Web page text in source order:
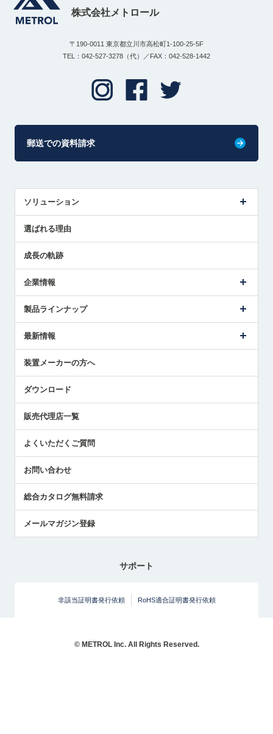
株式会社メトロール
〒190-0011 東京都立川市高松町1-100-25-5F
TEL：042-527-3278（代）／FAX：042-528-1442
郵送での資料請求
ソリューション
解決策提案
選ばれる理由
成長の軌跡
企業情報
ごあいさつ
受賞履歴
採用情報
国/地域/言語
製品ラインナップ
ツールセッタ製品
エアマイクロセンサ製品
最新情報
メトロールの技術
社員ブログ
中小企業のBCP地震対策
センサのテクニカルガイド
社長ブログ
装置メーカーの方へ
ダウンロード
販売代理店一覧
よくいただくご質問
お問い合わせ
総合カタログ無料請求
メールマガジン登録
サポート
非該当証明書発行依頼 RoHS適合証明書発行依頼
© METROL Inc. All Rights Reserved.